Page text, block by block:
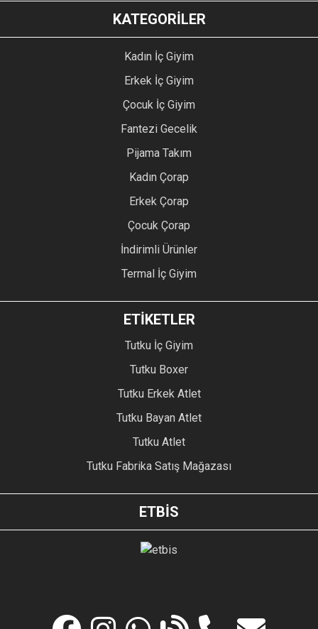
KATEGORİLER
Kadın İç Giyim
Erkek İç Giyim
Çocuk İç Giyim
Fantezi Gecelik
Pijama Takım
Kadın Çorap
Erkek Çorap
Çocuk Çorap
İndirimli Ürünler
Termal İç Giyim
ETİKETLER
Tutku İç Giyim
Tutku Boxer
Tutku Erkek Atlet
Tutku Bayan Atlet
Tutku Atlet
Tutku Fabrika Satış Mağazası
ETBİS